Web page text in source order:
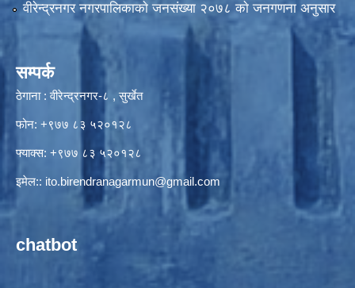
वीरेन्द्रनगर नगरपालिकाकाे जनसंख्या २०७८ काे जनगणना अनुसार
सम्पर्क
ठेगाना : वीरेन्द्रनगर-८ , सुर्खेत
फोन: +९७७ ८३ ५२०१२८
फ्याक्स: +९७७ ८३ ५२०१२८
इमेल:: ito.birendranagarmun@gmail.com
chatbot